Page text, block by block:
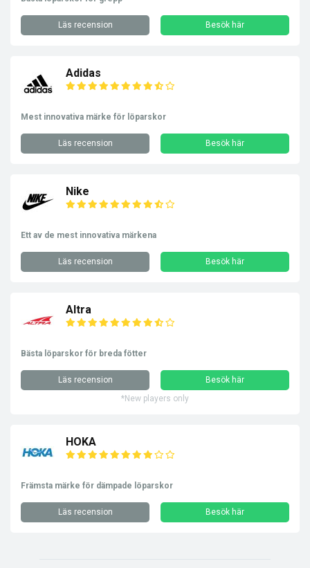
Läs recension Besök här
Adidas
Mest innovativa märke för löparskor
Läs recension Besök här
Nike
Ett av de mest innovativa märkena
Läs recension Besök här
Altra
Bästa löparskor för breda fötter
Läs recension
Besök här
*New players only
HOKA
Främsta märke för dämpade löparskor
Läs recension Besök här